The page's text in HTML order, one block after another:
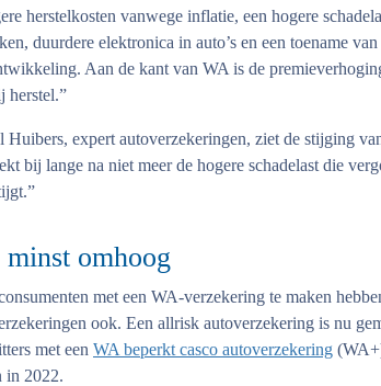
herstelkosten vanwege inflatie, een hogere
duurdere elektronica in auto’s en een toename
Aan de kant van WA is de
herstel.”
Huibers, expert autoverzekeringen, ziet de stijging
bij lange na niet meer de hogere schadelast die
omhoog
met een WA-verzekering te maken
ook. Een allrisk autoverzekering is nu
met een WA beperkt casco autoverzekering
in 2022.